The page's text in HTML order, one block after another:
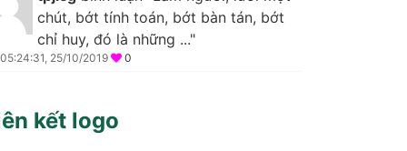
chút, bớt tính toán, bớt bàn tán, bớt
chỉ huy, đó là những ..."
05:24:31, 25/10/2019 0
kết logo